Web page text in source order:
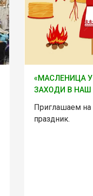
«МАСЛЕНИЦА
ЗАХОДИ В НАШ
Приглашаем
праздник.